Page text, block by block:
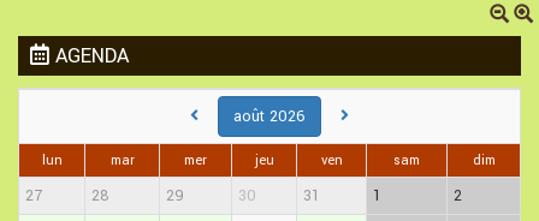
AGENDA
août 2026
lun mar mer jeu ven sam dim
27 28 29 30 31 1
2